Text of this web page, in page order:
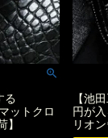
る
ットクロ
【池
円が
リオ